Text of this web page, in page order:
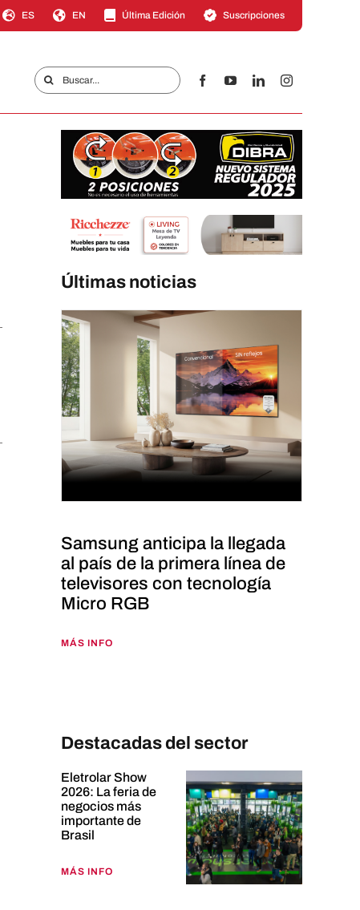
ES EN Última Edición Suscripciones
Buscar:
Últimas noticias
Samsung anticipa la llegada
al país de la primera línea de
televisores con tecnología
Micro RGB
MÁS INFO
Destacadas del sector
Eletrolar Show
2026: La feria de
negocios más
importante de
Brasil
MÁS INFO